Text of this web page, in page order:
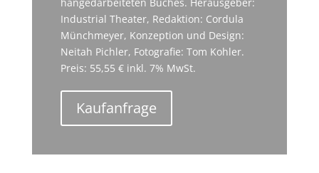
Industrial Theater, Redaktion: Cordula
Münchmeyer, Konzeption und Design:
Neitah Pichler, Fotografie: Tom Kohler.
Preis: 55,55 € inkl. 7% MwSt.
Kaufanfrage